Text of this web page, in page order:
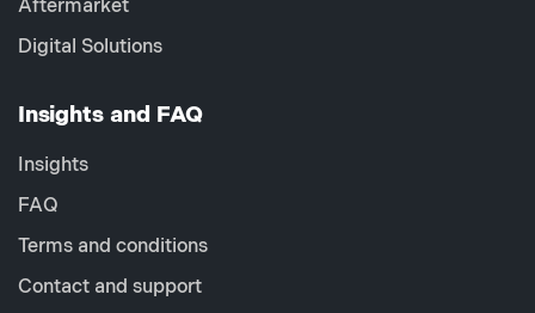
Aftermarket
Digital Solutions
Insights and FAQ
Insights
FAQ
Terms and conditions
Contact and support